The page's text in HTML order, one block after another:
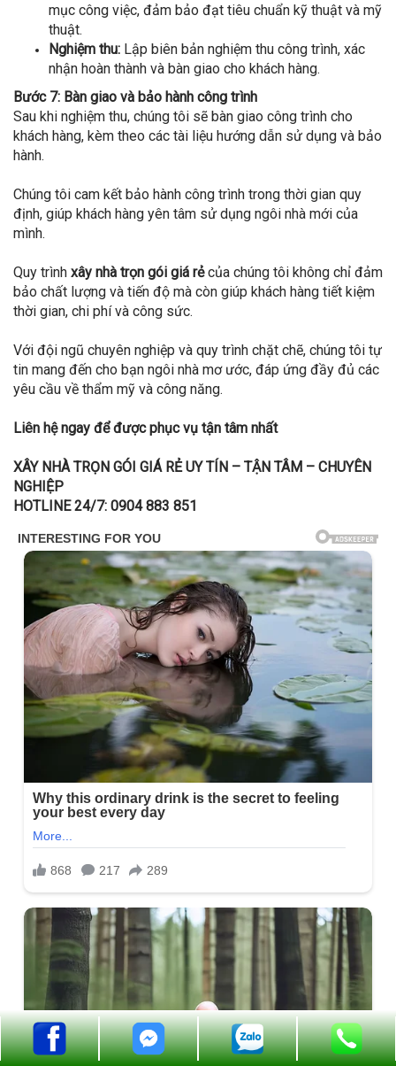
mục công việc, đảm bảo đạt tiêu chuẩn kỹ thuật và mỹ
thuật.
Nghiệm thu: Lập biên bản nghiệm thu công trình, xác
nhận hoàn thành và bàn giao cho khách hàng.
Bước 7: Bàn giao và bảo hành công trình
Sau khi nghiệm thu, chúng tôi sẽ bàn giao công trình cho
khách hàng, kèm theo các tài liệu hướng dẫn sử dụng và bảo
hành.
Chúng tôi cam kết bảo hành công trình trong thời gian quy
định, giúp khách hàng yên tâm sử dụng ngôi nhà mới của
mình.
Quy trình xây nhà trọn gói giá rẻcủa chúng tôi không chỉ đảm
bảo chất lượng và tiến độ mà còn giúp khách hàng tiết kiệm
thời gian, chi phí và công sức.
Với đội ngũ chuyên nghiệp và quy trình chặt chẽ, chúng tôi tự
tin mang đến cho bạn ngôi nhà mơ ước, đáp ứng đầy đủ các
yêu cầu về thẩm mỹ và công năng.
Liên hệ ngay để được phục vụ tận tâm nhất
XÂY NHÀ TRỌN GÓI GIÁ RẺ UY TÍN – TẬN TÂM – CHUYÊN
NGHIỆP
HOTLINE 24/7: 0904 883 851